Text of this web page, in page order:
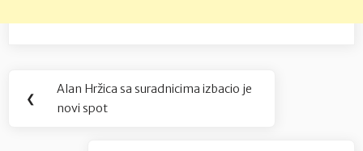
Navigacija
objava
❮
Previous
Post:
Alan Hržica sa suradnicima izbacio je
novi spot